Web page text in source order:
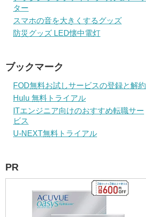
ター
スマホの音を大きくするグッズ
防災グッズ LED懐中電灯
ブックマーク
FOD無料お試しサービスの登録と解約
Hulu 無料トライアル
ITエンジニア向けのおすすめ転職サー
ビス
U-NEXT無料トライアル
PR